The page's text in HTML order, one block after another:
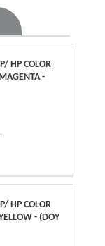
HP COLOR
-
HP COLOR
- (DOY